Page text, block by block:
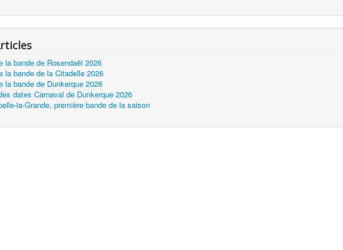
la bande de Rosendaël 2026
la bande de la Citadelle 2026
la bande de Dunkerque 2026
dates Carnaval de Dunkerque 2026
la-Grande, première bande de la saison